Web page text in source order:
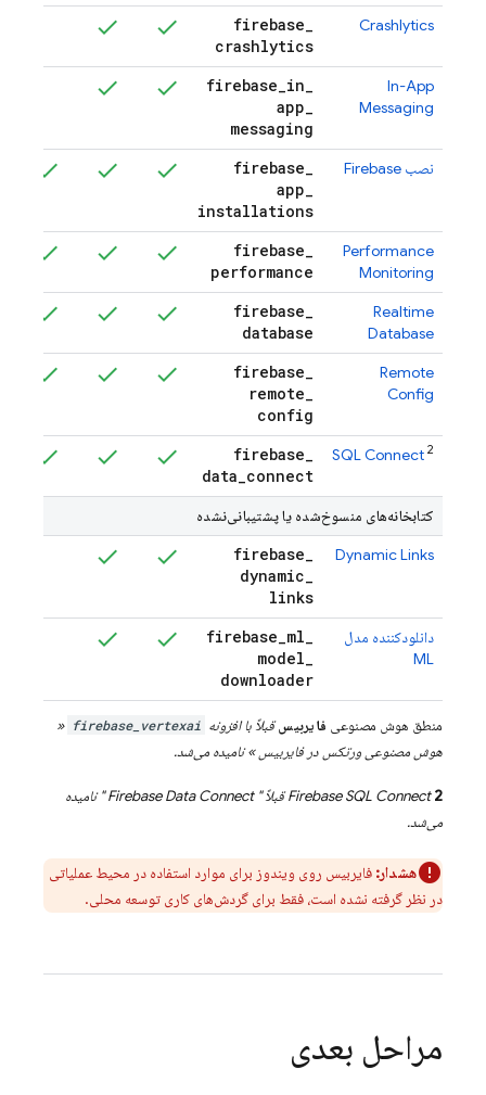
Crashlytics
firebase_
crashlytics
In-App
Messaging
firebase_in_
app_
messaging
نصب Firebase
firebase_
app_
installations
Performance
Monitoring
firebase_
performance
Realtime
Database
firebase_
database
Remote
Config
firebase_
remote_
config
SQL Connect 2
firebase_
data_connect
کتابخانه‌های منسوخ‌شده یا پشتیبانی‌نشده
Dynamic Links
firebase_
dynamic_
links
دانلودکننده مدل
ML
firebase_ml_
model_
downloader
منطق هوش مصنوعی فایربیس قبلاً با افزونه firebase_vertexai
«
هوش مصنوعی ورتکس در فایربیس» نامیده می‌شد.
2
Firebase SQL Connectقبلاً "Firebase Data Connect" نامیده
می‌شد.
هشدار: فایربیس روی ویندوز برای موارد استفاده در محیط عملیاتی
در نظر گرفته نشده است، فقط برای گردش‌های کاری توسعه محلی.
مراحل بعدی